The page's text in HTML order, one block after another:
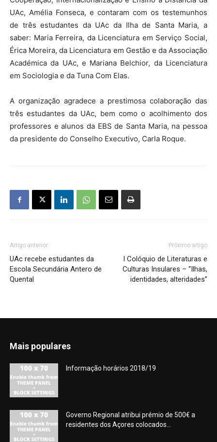
UAc, Amélia Fonseca, e contaram com os testemunhos
de três estudantes da UAc da Ilha de Santa Maria, a
saber: Maria Ferreira, da Licenciatura em Serviço Social,
Érica Moreira, da Licenciatura em Gestão e da Associação
Académica da UAc, e Mariana Belchior, da Licenciatura
em Sociologia e da Tuna Com Elas.
A organização agradece a prestimosa colaboração das
três estudantes da UAc, bem como o acolhimento dos
professores e alunos da EBS de Santa Maria, na pessoa
da presidente do Conselho Executivo, Carla Roque.
Artigo anterior
UAc recebe estudantes da
Escola Secundária Antero de
Quental
Próximo artigo
I Colóquio de Literaturas e
Culturas Insulares – “Ilhas,
identidades, alteridades”
Mais populares
Informação horários 2018/19
Governo Regional atribui prémio de 500€ a
residentes dos Açores colocados...